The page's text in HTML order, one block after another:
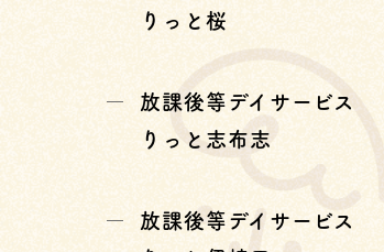
りっと桜
放課後等デイサービス
りっと志布志
放課後等デイサービス